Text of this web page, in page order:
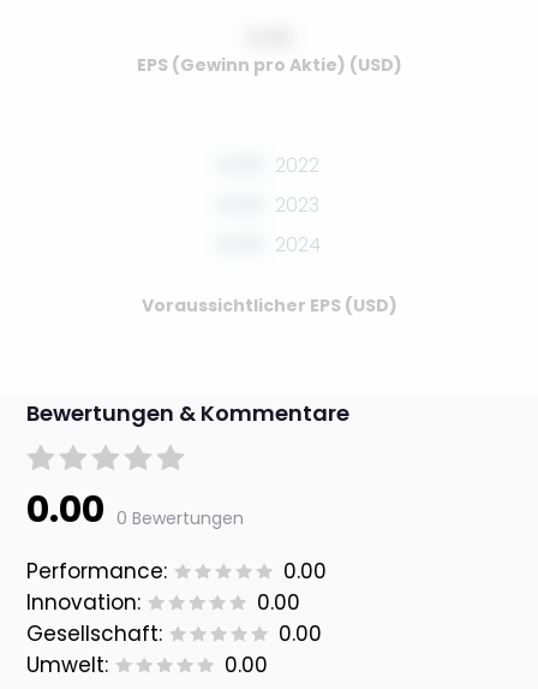
EPS (Gewinn pro Aktie) (USD)
2022
2023
2024
Voraussichtlicher EPS (USD)
Bewertungen & Kommentare
0.00 0 Bewertungen
Performance:
0.00
Innovation:
0.00
Gesellschaft:
0.00
Umwelt:
0.00